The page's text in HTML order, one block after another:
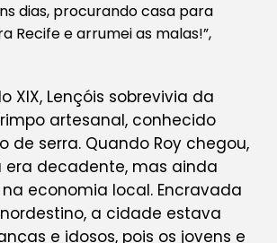
dias, procurando casa para
Recife e arrumei as malas!”,
XIX, Lençóis sobrevivia da
artesanal, conhecido
de serra. Quando Roy chegou,
decadente, mas ainda
economia local. Encravada
a cidade estava
e idosos, pois os jovens e